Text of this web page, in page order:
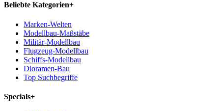
Beliebte Kategorien+
Marken-Welten
Modellbau-Maßstäbe
Militär-Modellbau
Flugzeug-Modellbau
Schiffs-Modellbau
Dioramen-Bau
Top Suchbegriffe
Specials+